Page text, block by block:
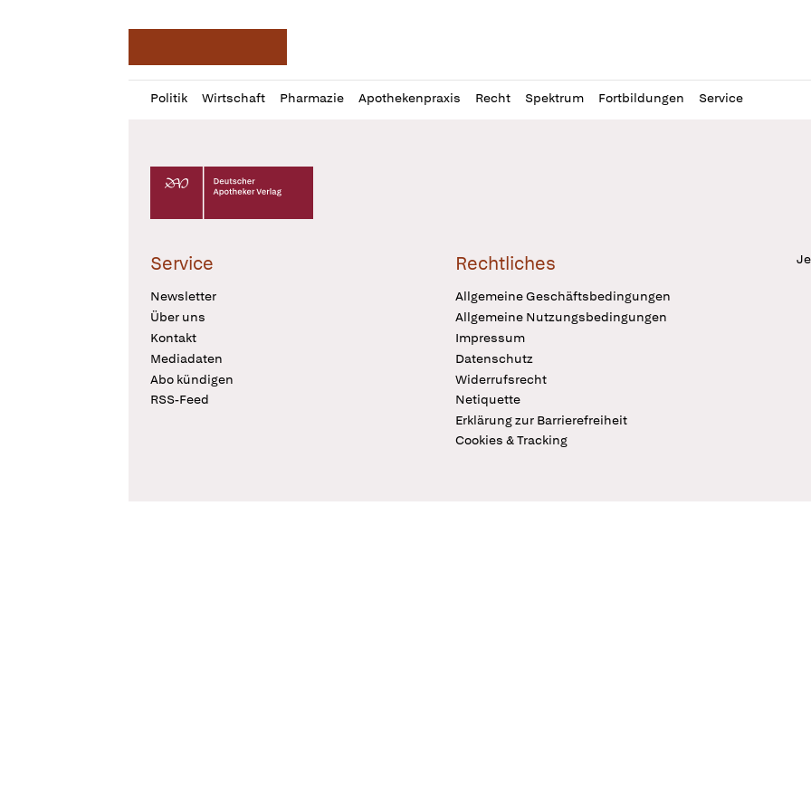
Politik Wirtschaft Pharmazie Apothekenpraxis Recht Spektrum Fortbildungen Service
Profil
öffnen
Daz
Pur
Deutscher Apotheker Verlag Logo
Service
Newsletter
Über uns
Kontakt
Mediadaten
Abo kündigen
RSS-Feed
Rechtliches
Allgemeine Geschäftsbedingungen
Allgemeine Nutzungsbedingungen
Impressum
Datenschutz
Widerrufsrecht
Netiquette
Erklärung zur Barrierefreiheit
Cookies & Tracking